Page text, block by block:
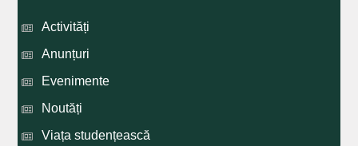
Activități
Anunțuri
Evenimente
Noutăți
Viața studențească